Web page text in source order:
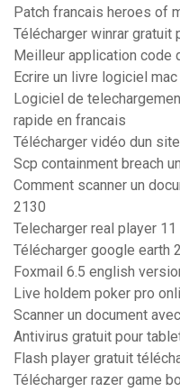
Patch francais heroes of
Télécharger winrar
Meilleur application code
Ecrire un livre logiciel mac
Logiciel de
rapide en francais
Télécharger vidéo dun
Scp containment breach
Comment scanner un
2130
Telecharger real player
Télécharger google earth
Foxmail 6.5 english
Live holdem poker pro
Scanner un document
Antivirus gratuit pour
Flash player gratuit
Télécharger razer game